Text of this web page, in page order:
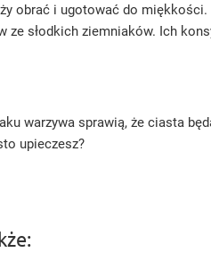
obrać i ugotować do miękkości.
ze słodkich ziemniaków. Ich
warzywa sprawią, że ciasta
upieczesz?